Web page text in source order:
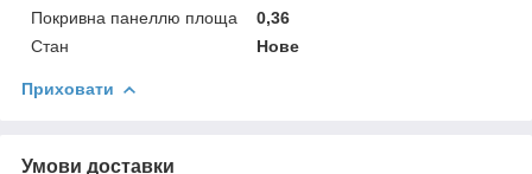
Покривна панеллю площа
0,36
Стан
Нове
Приховати
Умови доставки